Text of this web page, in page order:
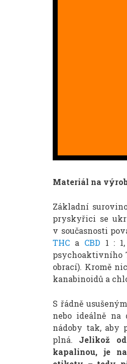
Materiál na
Základní
pryskyřici se
v současnosti
THC a CBD 1 :
psychoaktivního
obrací). Kromě
kanabinoidů a
S řádně
nebo ideálně na
nádoby tak, aby
plná. Jelikož
kapalinou, je